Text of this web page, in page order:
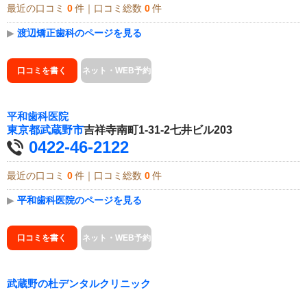
最近の口コミ 0 件｜口コミ総数 0 件
▶ 渡辺矯正歯科のページを見る
口コミを書く ネット・WEB予約
平和歯科医院
東京都武蔵野市吉祥寺南町1-31-2七井ビル203
0422-46-2122
最近の口コミ 0 件｜口コミ総数 0 件
▶ 平和歯科医院のページを見る
口コミを書く ネット・WEB予約
武蔵野の杜デンタルクリニック